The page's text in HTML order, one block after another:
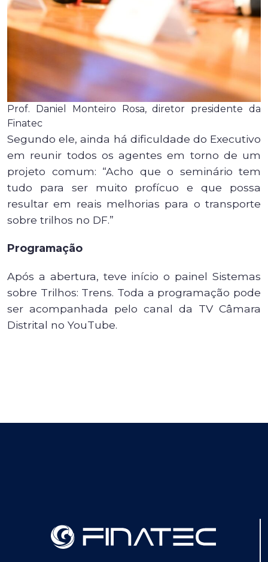
Prof. Daniel Monteiro Rosa, diretor presidente da
Finatec
Segundo ele, ainda há dificuldade do Executivo
em reunir todos os agentes em torno de um
projeto comum: “Acho que o seminário tem
tudo para ser muito profícuo e que possa
resultar em reais melhorias para o transporte
sobre trilhos no DF.”
Programação
Após a abertura, teve início o painel Sistemas
sobre Trilhos: Trens. Toda a programação pode
ser acompanhada pelo canal da TV Câmara
Distrital no YouTube.